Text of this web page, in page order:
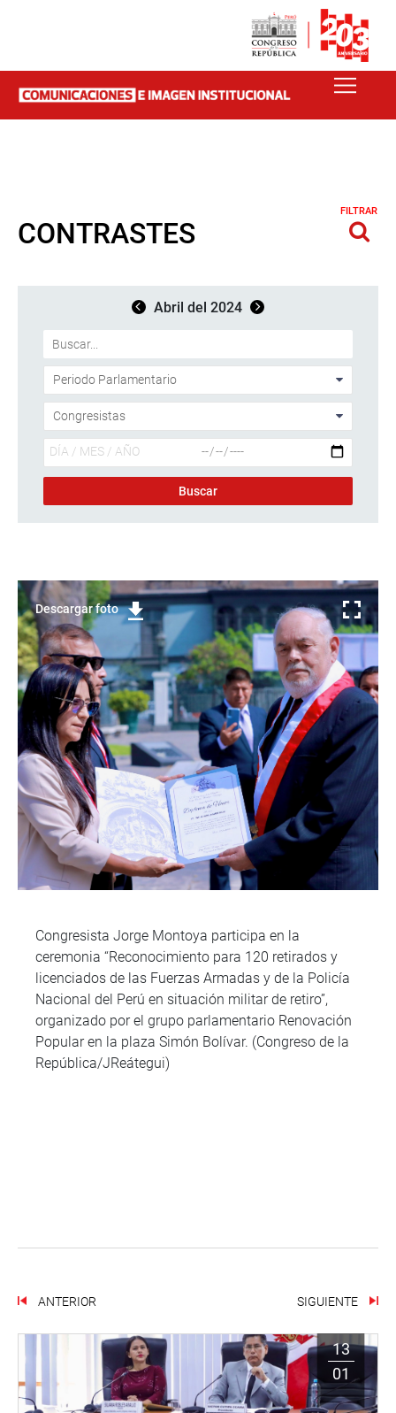
CONTRASTES
FILTRAR
Abril del 2024
Descargar foto
Congresista Jorge Montoya participa en la
ceremonia “Reconocimiento para 120 retirados y
licenciados de las Fuerzas Armadas y de la Policía
Nacional del Perú en situación militar de retiro”,
organizado por el grupo parlamentario Renovación
Popular en la plaza Simón Bolívar. (Congreso de la
República/JReátegui)
ANTERIOR SIGUIENTE
13
01